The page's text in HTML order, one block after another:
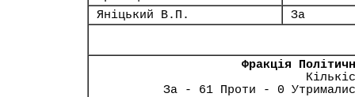
Яніцький В.П.
За
Фракція
За - 61 Проти - 0